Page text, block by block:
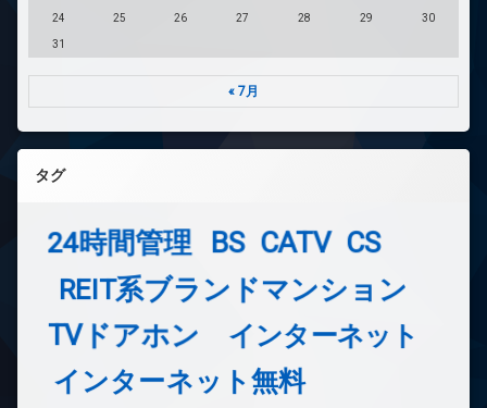
24 25 26 27 28 29 30
31
« 7月
タグ
24時間管理 BS CATV CS
REIT系ブランドマンション
TVドアホン インターネット
インターネット無料